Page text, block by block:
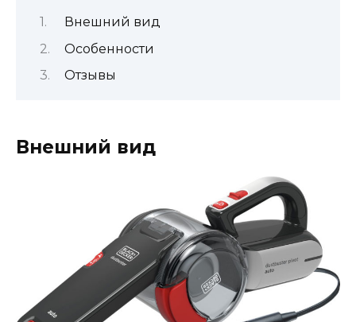
Внешний вид
Особенности
Отзывы
Внешний вид